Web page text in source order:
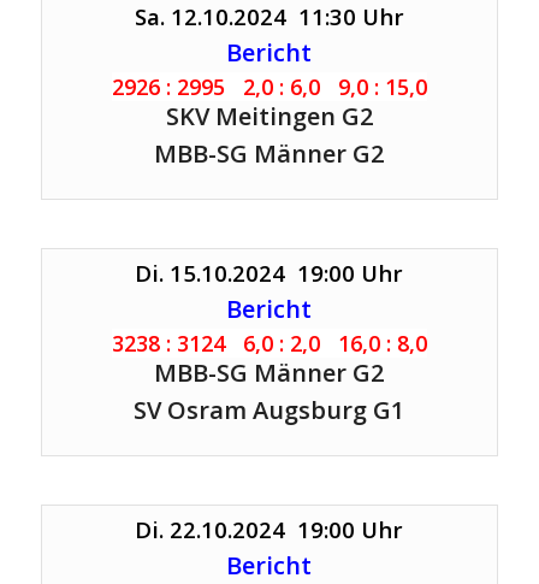
Sa. 12.10.2024 11:30 Uhr
Bericht
2926 : 2995 2,0 : 6,0 9,0 : 15,0
SKV Meitingen G2
MBB-SG Männer G2
Di. 15.10.2024 19:00 Uhr
Bericht
3238 : 3124 6,0 : 2,0 16,0 : 8,0
MBB-SG Männer G2
SV Osram Augsburg G1
Di. 22.10.2024 19:00 Uhr
Bericht